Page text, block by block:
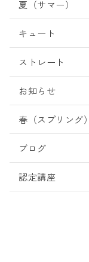
夏（サマー）
キュート
ストレート
お知らせ
春（スプリング）
ブログ
認定講座